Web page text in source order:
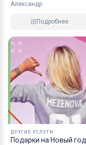
Александр
Подробнее
ДРУГИЕ УСЛУГИ
Подарки на Новый год